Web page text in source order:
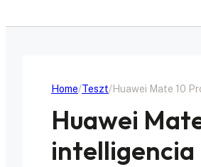
Home Teszt Huawei Mate 10
Huawei
intelligencia